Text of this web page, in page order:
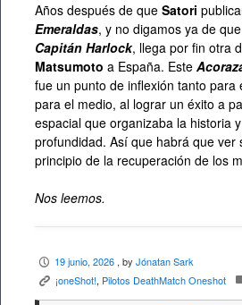
Años después de que Satori
Emeraldas, y no digamos ya de que
Capitán Harlock, llega por fin otra
Matsumoto a España. Este
fue un punto de inflexión tanto para
para el medio, al lograr un éxito a
espacial que organizaba la historia
profundidad. Así que habrá que ver
principio de la recuperación de los
Nos leemos.
P 19 junio, 2026 , by Jónatan Sark
K ¡oneShot!, Pilotos DeathMatch Oneshot